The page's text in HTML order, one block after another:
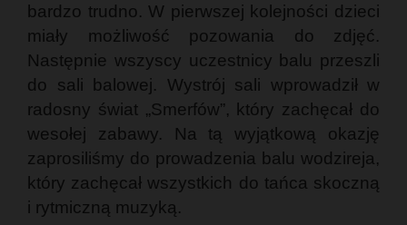
bardzo trudno. W pierwszej kolejności dzieci
miały możliwość pozowania do zdjęć.
Następnie wszyscy uczestnicy balu przeszli
do sali balowej. Wystrój sali wprowadził w
radosny świat „Smerfów”, który zachęcał do
wesołej zabawy. Na tą wyjątkową okazję
zaprosiliśmy do prowadzenia balu wodzireja,
który zachęcał wszystkich do tańca skoczną
i rytmiczną muzyką.